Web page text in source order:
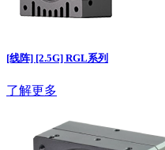
[线阵] [2.5G] RGL系列
了解更多